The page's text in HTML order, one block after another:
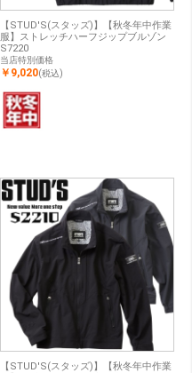
【STUD'S(スタッズ)】【秋冬年中作業
服】ストレッチハーフジップブルゾン
S7220
当店特別価格
￥9,020(税込)
【STUD'S(スタッズ)】【秋冬年中作業